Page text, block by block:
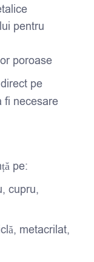
pentru
poroase
pe
fi necesare
pe:
cupru,
metacrilat,